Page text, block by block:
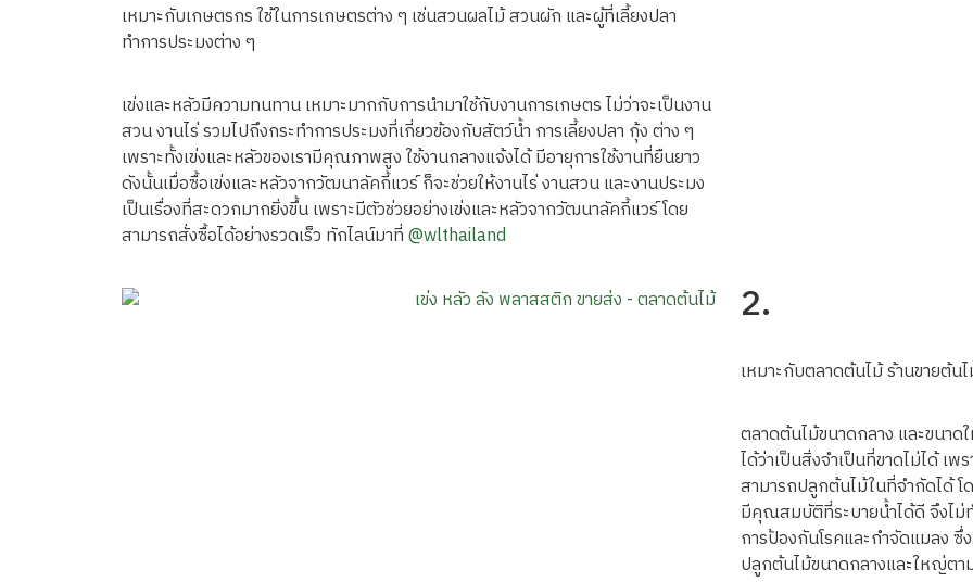
เหมาะกับเกษตรกร ใช้ในการเกษตรต่าง ๆ เช่นสวนผลไม้ สวนผัก และผู้ที่เลี้ยงปลา
ทำการประมงต่าง ๆ
เข่งและหลัวมีความทนทาน เหมาะมากกับการนำมาใช้กับงานการเกษตร ไม่ว่าจะเป็นงาน
สวน งานไร่ รวมไปถึงกระทำการประมงที่เกี่ยวข้องกับสัตว์น้ำ การเลี้ยงปลา กุ้ง ต่าง ๆ
เพราะทั้งเข่งและหลัวของเรามีคุณภาพสูง ใช้งานกลางแจ้งได้ มีอายุการใช้งานที่ยืนยาว
ดังนั้นเมื่อซื้อเข่งและหลัวจากวัฒนาลัคกี้แวร์ ก็จะช่วยให้งานไร่ งานสวน และงานประมง
เป็นเรื่องที่สะดวกมากยิ่งขึ้น เพราะมีตัวช่วยอย่างเข่งและหลัวจากวัฒนาลัคกี้แวร์โดย
สามารถสั่งซื้อได้อย่างรวดเร็ว ทักไลน์มาที่@wlthailand
2.
เหมาะกับตลาดต้นไม้ ร้านขายต้
ตลาดต้นไม้ขนาดกลาง และขนา
ได้ว่าเป็นสิ่งจำเป็นที่ขาดไม่ได้ เ
สามารถปลูกต้นไม้ในที่จำกัดได้ โ
มีคุณสมบัติที่ระบายน้ำได้ดี จึงไม่
การป้องกันโรคและกำจัดแมลง
ปลูกต้นไม้ขนาดกลางและใหญ่ต